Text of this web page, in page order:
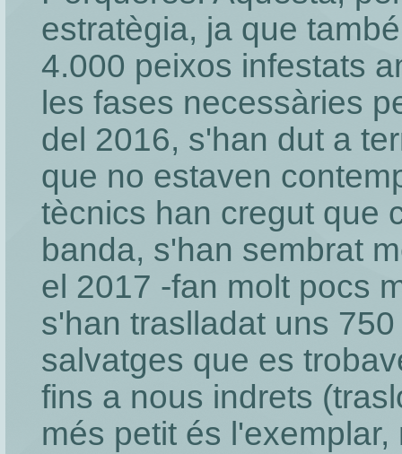
estratègia, ja que
4.000 peixos infestats
les fases necessàries
del 2016, s'han dut a
que no estaven
tècnics han cregut que
banda, s'han sembrat
el 2017 -fan molt pocs
s'han traslladat uns
salvatges que es
fins a nous indrets
més petit és